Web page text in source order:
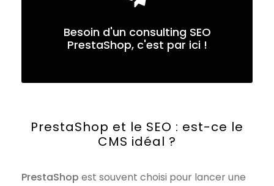
Besoin d'un consulting SEO
PrestaShop, c'est par ici !
PrestaShop et le SEO : est-ce le
CMS idéal ?
PrestaShop est souvent choisi pour lancer une